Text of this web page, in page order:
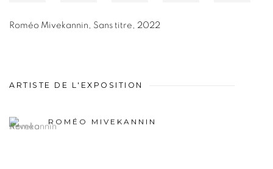
Roméo Mivekannin Sans titre 2022
ARTISTE DE L'EXPOSITION
ROMÉO MIVEKANNIN